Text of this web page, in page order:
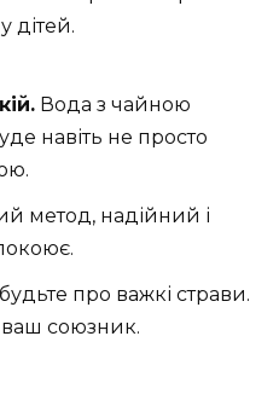
дітей.
Вода з чайною
навіть не просто
метод, надійний і
про важкі страви.
союзник.